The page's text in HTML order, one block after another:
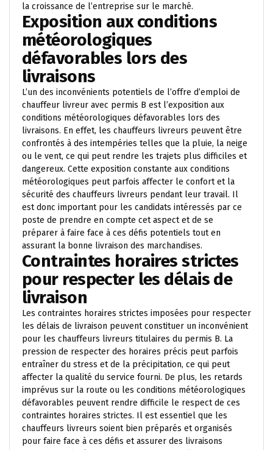
la croissance de l’entreprise sur le marché.
Exposition aux conditions
météorologiques
défavorables lors des
livraisons
L’un des inconvénients potentiels de l’offre d’emploi de
chauffeur livreur avec permis B est l’exposition aux
conditions météorologiques défavorables lors des
livraisons. En effet, les chauffeurs livreurs peuvent être
confrontés à des intempéries telles que la pluie, la neige
ou le vent, ce qui peut rendre les trajets plus difficiles et
dangereux. Cette exposition constante aux conditions
météorologiques peut parfois affecter le confort et la
sécurité des chauffeurs livreurs pendant leur travail. Il
est donc important pour les candidats intéressés par ce
poste de prendre en compte cet aspect et de se
préparer à faire face à ces défis potentiels tout en
assurant la bonne livraison des marchandises.
Contraintes horaires strictes
pour respecter les délais de
livraison
Les contraintes horaires strictes imposées pour respecter
les délais de livraison peuvent constituer un inconvénient
pour les chauffeurs livreurs titulaires du permis B. La
pression de respecter des horaires précis peut parfois
entraîner du stress et de la précipitation, ce qui peut
affecter la qualité du service fourni. De plus, les retards
imprévus sur la route ou les conditions météorologiques
défavorables peuvent rendre difficile le respect de ces
contraintes horaires strictes. Il est essentiel que les
chauffeurs livreurs soient bien préparés et organisés
pour faire face à ces défis et assurer des livraisons